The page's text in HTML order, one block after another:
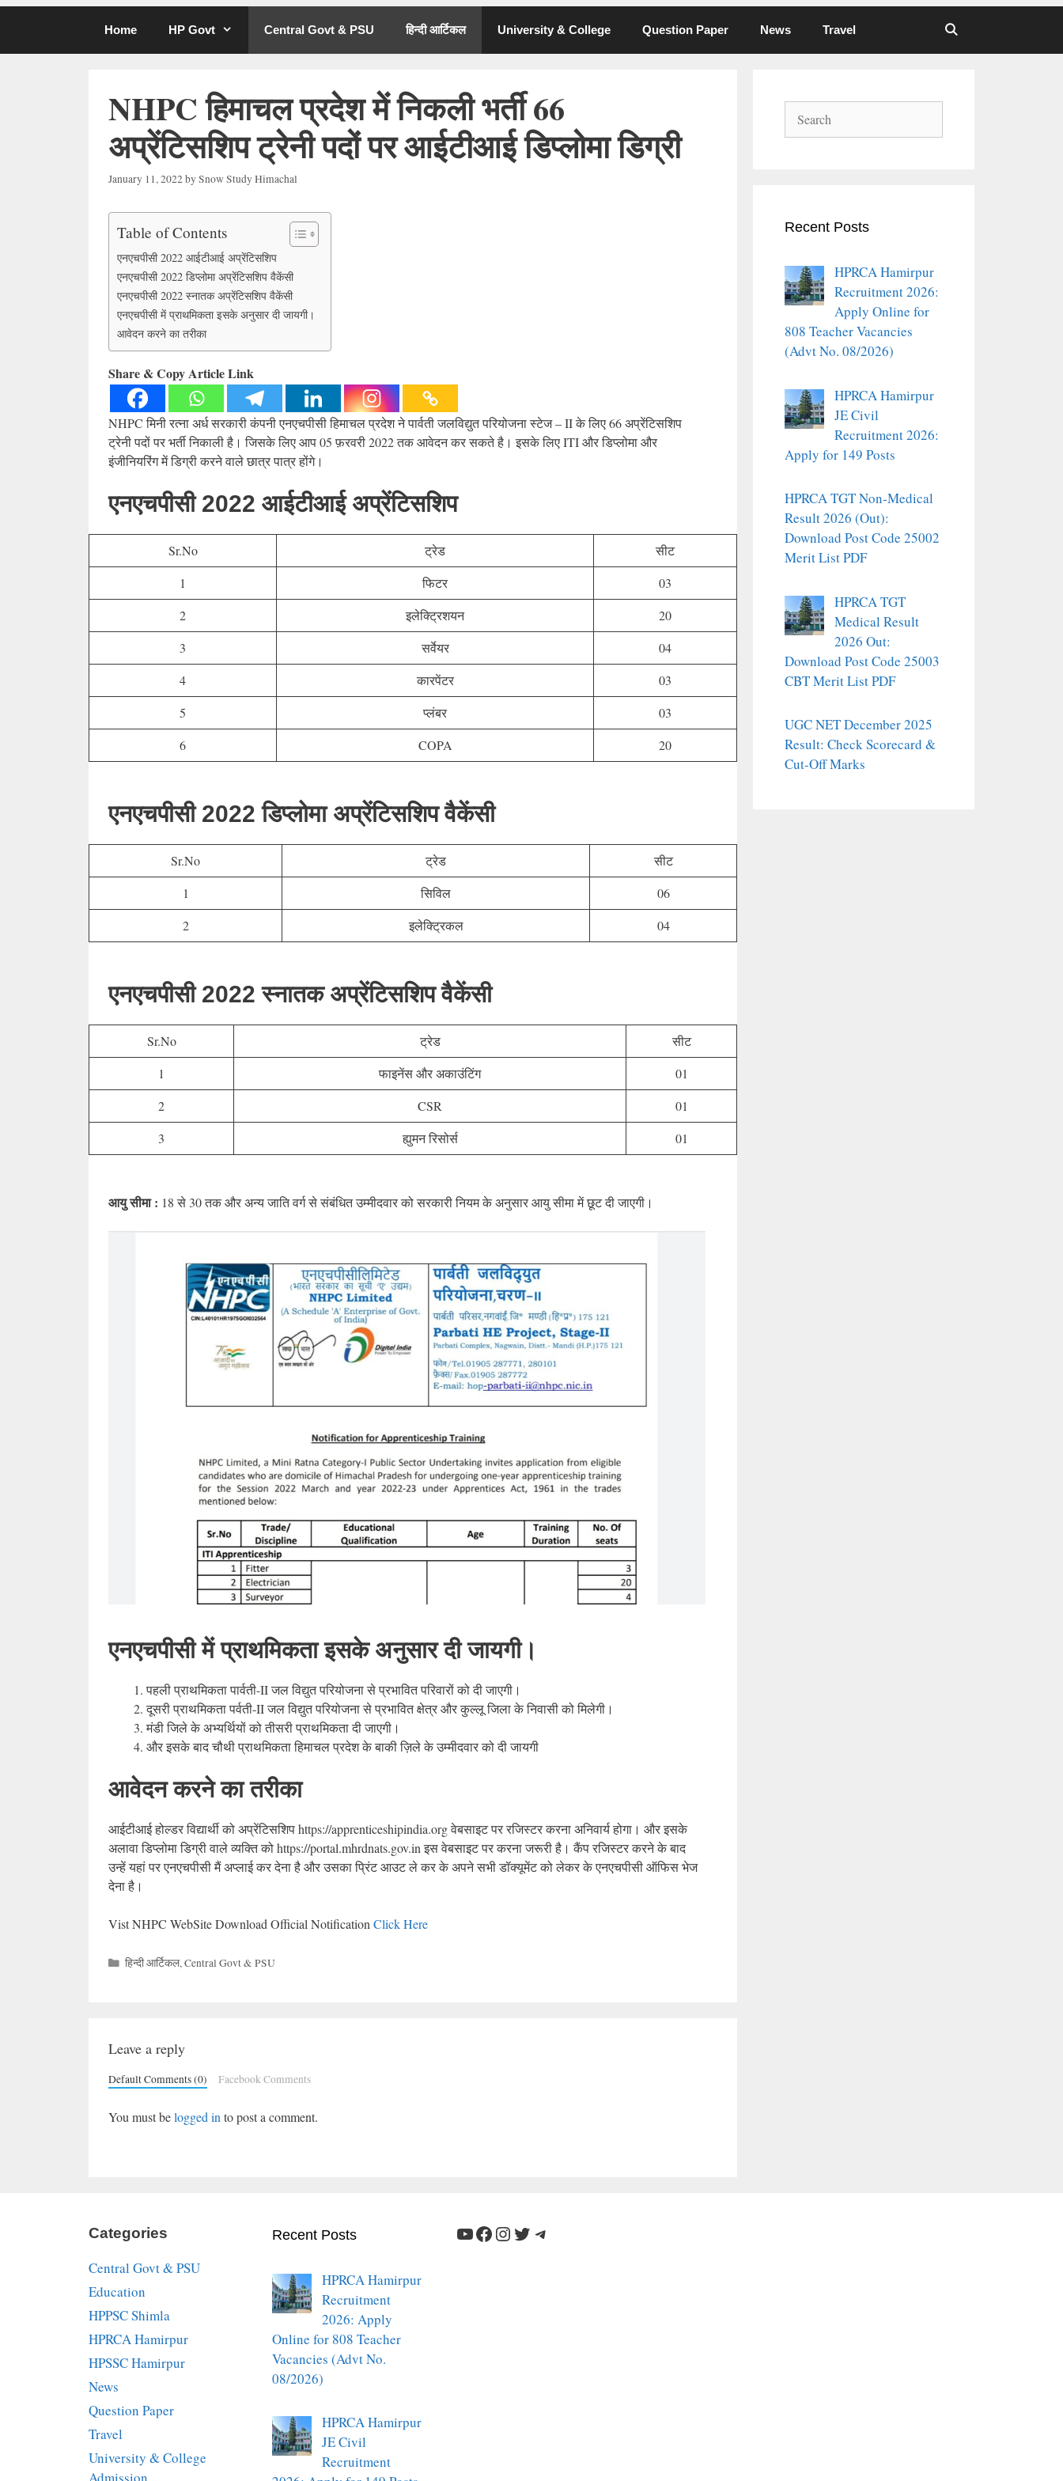
Home HP Govt Central Govt & PSU हिन्दी आर्टिकल University & College Question Paper News Travel
NHPC हिमाचल प्रदेश में निकली भर्ती 66
अप्रेंटिसशिप ट्रेनी पदों पर आईटीआई डिप्लोमा डिग्री
January 11, 2022bySnow Study Himachal
Table of Contents
एनएचपीसी 2022 आईटीआई अप्रेंटिसशिप
एनएचपीसी 2022 डिप्लोमा अप्रेंटिसशिप वैकेंसी
एनएचपीसी 2022 स्नातक अप्रेंटिसशिप वैकेंसी
एनएचपीसी में प्राथमिकता इसके अनुसार दी जायगी।
आवेदन करने का तरीका
Share & Copy Article Link
NHPC मिनी रत्ना अर्ध सरकारी कंपनी एनएचपीसी हिमाचल प्रदेश ने पार्वती जलविद्युत परियोजना स्टेज – II के लिए 66 अप्रेंटिसशिप
ट्रेनी पदों पर भर्ती निकाली है। जिसके लिए आप 05 फ़रवरी 2022 तक आवेदन कर सकते है। इसके लिए ITI और डिप्लोमा और
इंजीनियरिंग में डिग्री करने वाले छात्र पात्र होंगे।
एनएचपीसी 2022 आईटीआई अप्रेंटिसशिप
Sr.No ट्रेड
सीट
1
फिटर
03
2
इलेक्ट्रिशयन
20
3
सर्वेयर
04
4
कारपेंटर
03
5
प्लंबर
03
6
COPA 20
एनएचपीसी 2022 डिप्लोमा अप्रेंटिसशिप वैकेंसी
Sr.No ट्रेड
सीट
1
सिविल
06
2
इलेक्ट्रिकल 04
एनएचपीसी 2022 स्नातक अप्रेंटिसशिप वैकेंसी
Sr.No ट्रेड
सीट
1
फाइनेंस और अकाउंटिंग
01
2
CSR
01
3
ह्युमन रिसोर्स 01
आयु सीमा : 18 से 30 तक और अन्य जाति वर्ग से संबंधित उम्मीदवार को सरकारी नियम के अनुसार आयु सीमा में छूट दी जाएगी।
एनएचपीसी में प्राथमिकता इसके अनुसार दी जायगी।
पहली प्राथमिकता पार्वती-II जल विद्युत परियोजना से प्रभावित परिवारों को दी जाएगी।
दूसरी प्राथमिकता पर्वती-II जल विद्युत परियोजना से प्रभावित क्षेत्र और कुल्लू जिला के निवासी को मिलेगी।
मंडी जिले के अभ्यर्थियों को तीसरी प्राथमिकता दी जाएगी।
और इसके बाद चौथी प्राथमिकता हिमाचल प्रदेश के बाकी ज़िले के उम्मीदवार को दी जायगी
आवेदन करने का तरीका
आईटीआई होल्डर विद्यार्थी को अप्रेंटिसशिप https://apprenticeshipindia.org वेबसाइट पर रजिस्टर करना अनिवार्य होगा। और इसके
अलावा डिप्लोमा डिग्री वाले व्यक्ति को https://portal.mhrdnats.gov.in इस वेबसाइट पर करना जरूरी है। कैंप रजिस्टर करने के बाद
उन्हें यहां पर एनएचपीसी मैं अप्लाई कर देना है और उसका प्रिंट आउट ले कर के अपने सभी डॉक्यूमेंट को लेकर के एनएचपीसी ऑफिस भेज
देना है।
Vist NHPC WebSite Download Official Notification Click Here
Categories
हिन्दी आर्टिकल,Central Govt & PSU
Leave a reply
Default Comments (0) Facebook Comments
You must belogged in to post a comment.
Recent Posts
HPRCA Hamirpur
Recruitment 2026:
Apply Online for
808 Teacher Vacancies
(Advt No. 08/2026)
HPRCA Hamirpur
JE Civil
Recruitment 2026:
Apply for 149 Posts
HPRCA TGT Non-Medical
Result 2026 (Out):
Download Post Code 25002
Merit List PDF
HPRCA TGT
Medical Result
2026 Out:
Download Post Code 25003
CBT Merit List PDF
UGC NET December 2025
Result: Check Scorecard &
Cut-Off Marks
Categories
Central Govt & PSU
Education
HPPSC Shimla
HPRCA Hamirpur
HPSSC Hamirpur
News
Question Paper
Travel
University & College
Admission
Recent Posts
HPRCA Hamirpur
Recruitment
2026: Apply
Online for 808 Teacher
Vacancies (Advt No.
08/2026)
HPRCA Hamirpur
JE Civil
Recruitment
YouTube
Facebook
Instagram
TwitterTelegram